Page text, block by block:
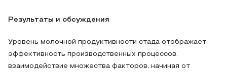
Результаты и обсуждения
Уровень молочной продуктивности стада отображает
эффективность производственных процессов,
взаимодействие множества факторов, начиная от